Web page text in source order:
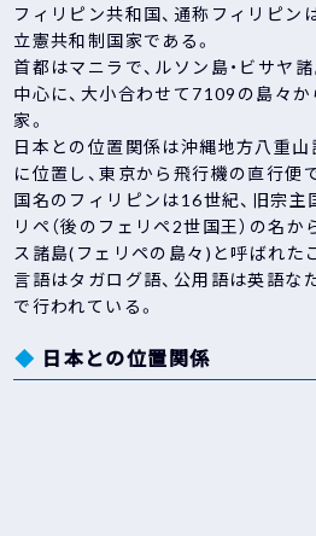
フィリピン共和国、通称フィリピン
立憲共和制国家である。
首都はマニラで、ルソン島・ビサヤ
中心に、大小合わせて7109の島々
家。
日本との位置関係は沖縄地方八重
に位置し、東京から飛行機の直行便
国名のフィリピンは16世紀、旧宗主
リペ（後のフェリペ2世国王）の名か
ス諸島(フェリペの島々)と呼ばれた
言語はタガログ語、公用語は英語な
で行われている。
日本との位置関係